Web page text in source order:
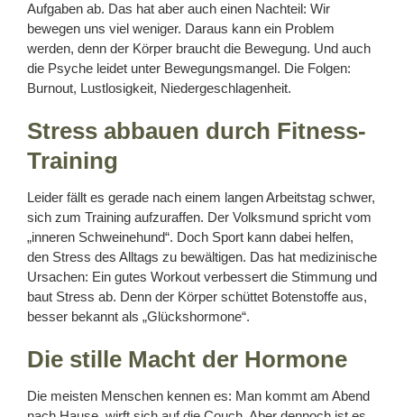
Aufgaben ab. Das hat aber auch einen Nachteil: Wir
bewegen uns viel weniger. Daraus kann ein Problem
werden, denn der Körper braucht die Bewegung. Und auch
die Psyche leidet unter Bewegungsmangel. Die Folgen:
Burnout, Lustlosigkeit, Niedergeschlagenheit.
Stress abbauen durch Fitness-
Training
Leider fällt es gerade nach einem langen Arbeitstag schwer,
sich zum Training aufzuraffen. Der Volksmund spricht vom
„inneren Schweinehund“. Doch Sport kann dabei helfen,
den Stress des Alltags zu bewältigen. Das hat medizinische
Ursachen: Ein gutes Workout verbessert die Stimmung und
baut Stress ab. Denn der Körper schüttet Botenstoffe aus,
besser bekannt als „Glückshormone“.
Die stille Macht der Hormone
Die meisten Menschen kennen es: Man kommt am Abend